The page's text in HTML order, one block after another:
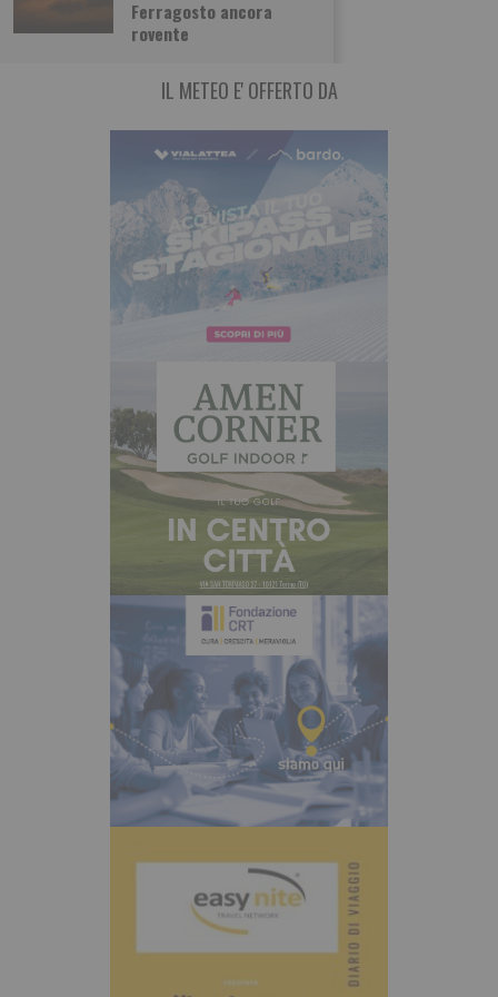
Ferragosto ancora
rovente
degli Stati Uniti non sono certo
IL METEO E' OFFERTO DA